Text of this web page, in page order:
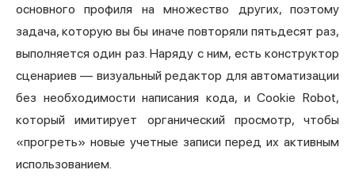
основного профиля на множество других, поэтому
задача, которую вы бы иначе повторяли пятьдесят раз,
выполняется один раз. Наряду с ним, есть конструктор
сценариев — визуальный редактор для автоматизации
без необходимости написания кода, и Cookie Robot,
который имитирует органический просмотр, чтобы
«прогреть» новые учетные записи перед их активным
использованием.